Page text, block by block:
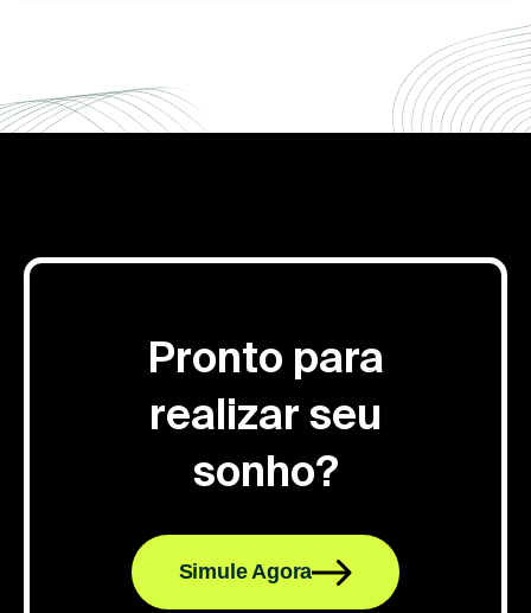
Pronto para
realizar seu
sonho?
Simule Agora